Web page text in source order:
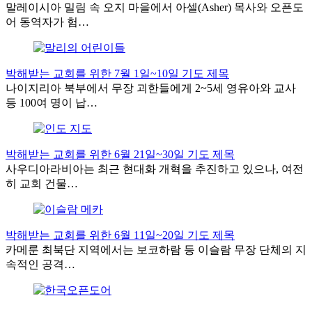
말레이시아 밀림 속 오지 마을에서 아셀(Asher) 목사와 오픈도
어 동역자가 험…
박해받는 교회를 위한 7월 1일~10일 기도 제목
나이지리아 북부에서 무장 괴한들에게 2~5세 영유아와 교사
등 100여 명이 납…
박해받는 교회를 위한 6월 21일~30일 기도 제목
사우디아라비아는 최근 현대화 개혁을 추진하고 있으나, 여전
히 교회 건물…
박해받는 교회를 위한 6월 11일~20일 기도 제목
카메룬 최북단 지역에서는 보코하람 등 이슬람 무장 단체의 지
속적인 공격…